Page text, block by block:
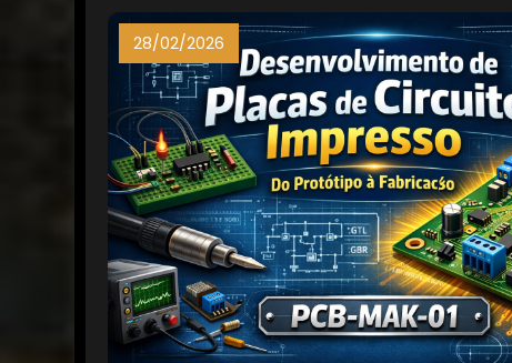
28/02/2026